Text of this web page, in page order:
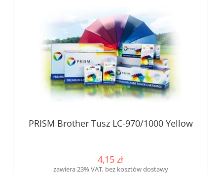
PRISM Brother Tusz LC-970/1000 Yellow
4,15 zł
zawiera 23% VAT, bez kosztów dostawy